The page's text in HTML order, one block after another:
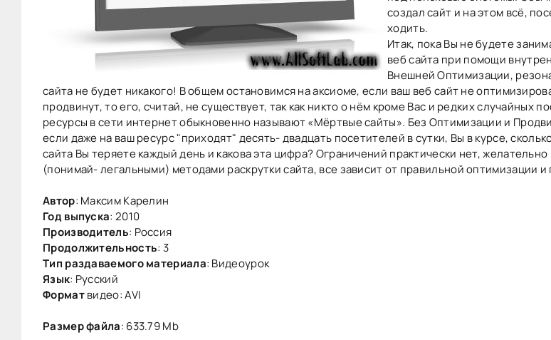
создал сайт и на этом всё,
ходить.
Итак, пока Вы не будете
веб сайта при помощи
Внешней Оптимизации,
сайта не будет никакого! В общем остановимся на аксиоме, если ваш веб сайт не
продвинут, то его, считай, не существует, так как никто о нём кроме Вас и редких случайных
ресурсы в сети интернет обыкновенно называют «Мёртвые сайты». Без Оптимизации и
если даже на ваш ресурс "приходят" десять- двадцать посетителей в сутки, Вы в курсе,
сайта Вы теряете каждый день и какова эта цифра? Ограничений практически нет,
(понимай- легальными) методами раскрутки сайта, все зависит от правильной оптимизации
Автор: Максим Карелин
Год выпуска: 2010
Производитель: Россия
Продолжительность: 3
Тип раздаваемого материала: Видеоурок
Язык: Русский
Форматвидео: AVI
Размер файла: 633.79 Mb